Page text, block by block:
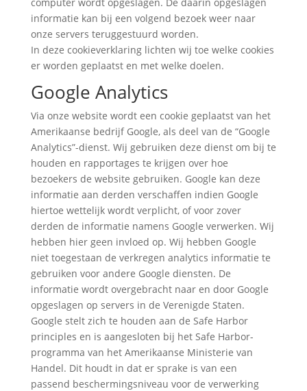
informatie kan bij een volgend bezoek weer naar
onze servers teruggestuurd worden.
In deze cookieverklaring lichten wij toe welke cookies
er worden geplaatst en met welke doelen.
Google Analytics
Via onze website wordt een cookie geplaatst van het
Amerikaanse bedrijf Google, als deel van de “Google
Analytics”-dienst. Wij gebruiken deze dienst om bij te
houden en rapportages te krijgen over hoe
bezoekers de website gebruiken. Google kan deze
informatie aan derden verschaffen indien Google
hiertoe wettelijk wordt verplicht, of voor zover
derden de informatie namens Google verwerken. Wij
hebben hier geen invloed op. Wij hebben Google
niet toegestaan de verkregen analytics informatie te
gebruiken voor andere Google diensten. De
informatie wordt overgebracht naar en door Google
opgeslagen op servers in de Verenigde Staten.
Google stelt zich te houden aan de Safe Harbor
principles en is aangesloten bij het Safe Harbor-
programma van het Amerikaanse Ministerie van
Handel. Dit houdt in dat er sprake is van een
passend beschermingsniveau voor de verwerking